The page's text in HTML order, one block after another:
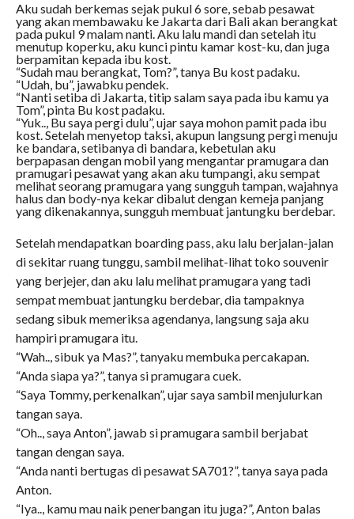
Aku sudah berkemas sejak pukul 6 sore, sebab pesawat
yang akan membawaku ke Jakarta dari Bali akan berangkat
pada pukul 9 malam nanti. Aku lalu mandi dan setelah itu
menutup koperku, aku kunci pintu kamar kost-ku, dan juga
berpamitan kepada ibu kost.
“Sudah mau berangkat, Tom?”, tanya Bu kost padaku.
“Udah, bu”, jawabku pendek.
“Nanti setiba di Jakarta, titip salam saya pada ibu kamu ya
Tom”, pinta Bu kost padaku.
“Yuk.., Bu saya pergi dulu”, ujar saya mohon pamit pada ibu
kost. Setelah menyetop taksi, akupun langsung pergi menuju
ke bandara, setibanya di bandara, kebetulan aku
berpapasan dengan mobil yang mengantar pramugara dan
pramugari pesawat yang akan aku tumpangi, aku sempat
melihat seorang pramugara yang sungguh tampan, wajahnya
halus dan body-nya kekar dibalut dengan kemeja panjang
yang dikenakannya, sungguh membuat jantungku berdebar.
Setelah mendapatkan boarding pass, aku lalu berjalan-jalan
di sekitar ruang tunggu, sambil melihat-lihat toko souvenir
yang berjejer, dan aku lalu melihat pramugara yang tadi
sempat membuat jantungku berdebar, dia tampaknya
sedang sibuk memeriksa agendanya, langsung saja aku
hampiri pramugara itu.
“Wah.., sibuk ya Mas?”, tanyaku membuka percakapan.
“Anda siapa ya?”, tanya si pramugara cuek.
“Saya Tommy, perkenalkan”, ujar saya sambil menjulurkan
tangan saya.
“Oh.., saya Anton”, jawab si pramugara sambil berjabat
tangan dengan saya.
“Anda nanti bertugas di pesawat SA701?”, tanya saya pada
Anton.
“Iya.., kamu mau naik penerbangan itu juga?”, Anton balas